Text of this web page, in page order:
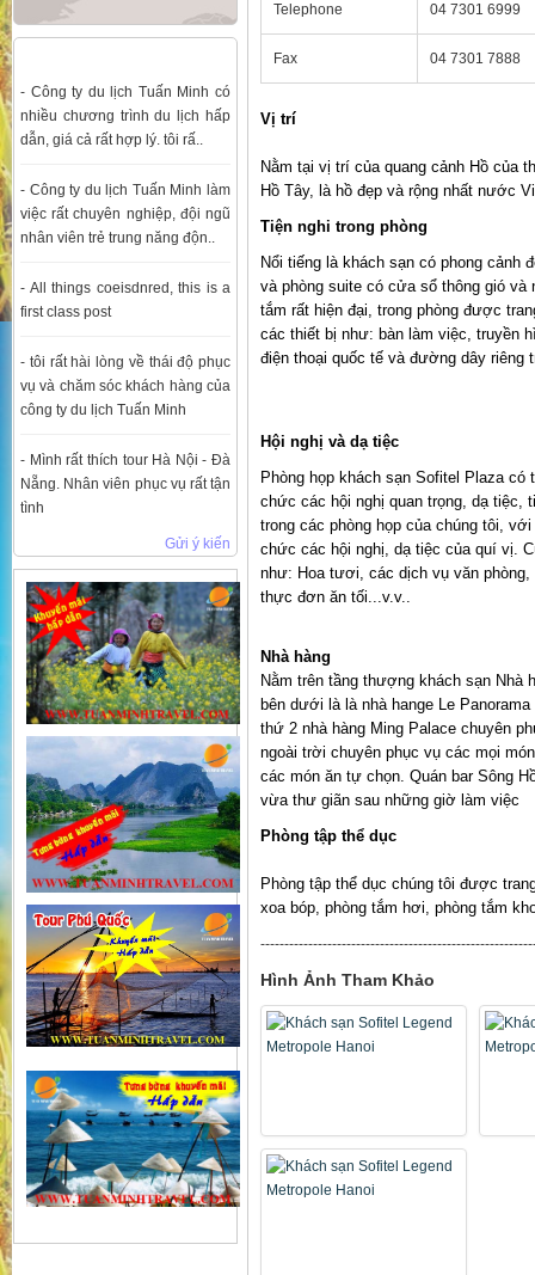
- Công ty du lịch Tuấn Minh có
nhiều chương trình du lịch hấp
dẫn, giá cả rất hợp lý. tôi rấ..
- Công ty du lịch Tuấn Minh làm
việc rất chuyên nghiệp, đội ngũ
nhân viên trẻ trung năng độn..
- All things coeisdnred, this is a
first class post
- tôi rất hài lòng về thái độ phục
vụ và chăm sóc khách hàng của
công ty du lịch Tuấn Minh
- Mình rất thích tour Hà Nội - Đà
Nẵng. Nhân viên phục vụ rất tận
tình
Gửi ý kiến
Telephone 04 7301 6999
Fax 04 7301 7888
Vị trí
Nằm tại vị trí của quang cảnh Hồ của
Hồ Tây, là hồ đẹp và rộng nhất nước
Tiện nghi trong phòng
Nổi tiếng là khách sạn có phong cảnh
và phòng suite có cửa sổ thông gió và
tắm rất hiện đại, trong phòng được
các thiết bị như: bàn làm việc, truyền
điện thoại quốc tế và đường dây riêng
Hội nghị và dạ tiệc
Phòng họp khách sạn Sofitel Plaza
chức các hội nghị quan trọng, dạ tiệc,
trong các phòng họp của chúng tôi,
chức các hội nghị, dạ tiệc của quí vị.
như: Hoa tươi, các dịch vụ văn
thực đơn ăn tối...v.v..
Nhà hàng
Nằm trên tầng thượng khách sạn Nhà
bên dưới là là nhà hange Le
thứ 2 nhà hàng Ming Palace chuyên
ngoài trời chuyên phục vụ các mọi
các món ăn tự chọn. Quán bar Sông
vừa thư giãn sau những giờ làm việc
Phòng tập thể dục
Phòng tập thể dục chúng tôi được
xoa bóp, phòng tắm hơi, phòng tắm
Hình Ảnh Tham Khảo